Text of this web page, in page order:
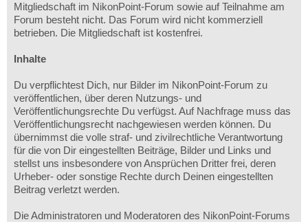
Mitgliedschaft im NikonPoint-Forum sowie auf Teilnahme am
Forum besteht nicht. Das Forum wird nicht kommerziell
betrieben. Die Mitgliedschaft ist kostenfrei.
Inhalte
Du verpflichtest Dich, nur Bilder im NikonPoint-Forum zu
veröffentlichen, über deren Nutzungs- und
Veröffentlichungsrechte Du verfügst. Auf Nachfrage muss das
Veröffentlichungsrecht nachgewiesen werden können. Du
übernimmst die volle straf- und zivilrechtliche Verantwortung
für die von Dir eingestellten Beiträge, Bilder und Links und
stellst uns insbesondere von Ansprüchen Dritter frei, deren
Urheber- oder sonstige Rechte durch Deinen eingestellten
Beitrag verletzt werden.
Die Administratoren und Moderatoren des NikonPoint-Forums